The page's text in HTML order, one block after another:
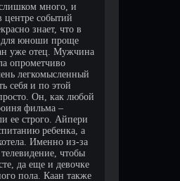
много, и
центре событий
знает, что в
для юноши проще
уже отец. Мужчина
опрометчиво
легкомысленный
себя и по этой
Он, как любой
фильма –
ее строго. Айпери
ребенка, а
Именно из-за
чтобы
да еще и девочке
пола. Каан также